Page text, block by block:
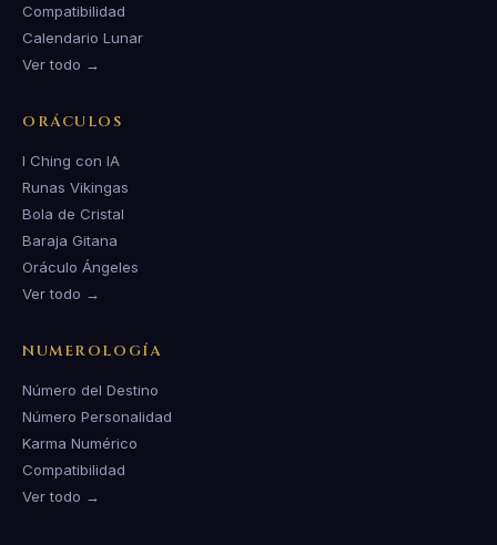
Compatibilidad
Calendario Lunar
Ver todo →
ORÁCULOS
I Ching con IA
Runas Vikingas
Bola de Cristal
Baraja Gitana
Oráculo Ángeles
Ver todo →
NUMEROLOGÍA
Número del Destino
Número Personalidad
Karma Numérico
Compatibilidad
Ver todo →